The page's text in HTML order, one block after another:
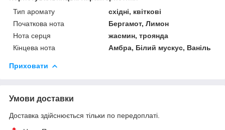
Тип аромату
східні, квіткові
Початкова нота
Бергамот, Лимон
Нота серця
жасмин, троянда
Кінцева нота
Амбра, Білий мускус, Ваніль
Приховати
Умови доставки
Доставка здійснюється тільки по передоплаті.